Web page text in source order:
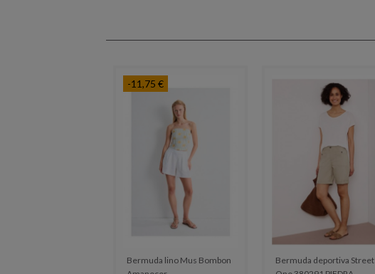
-11,75 €
Bermuda lino Mus Bombon
Bermuda deportiva Street